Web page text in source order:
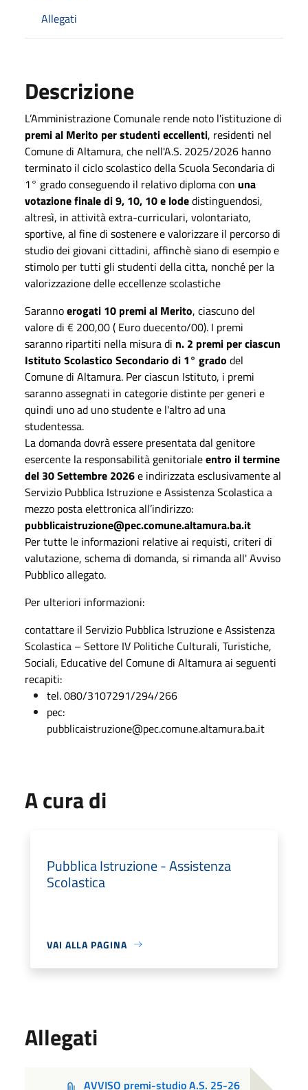
Allegati
Descrizione
L’Amministrazione Comunale rende noto l'istituzione di
premi al Merito per studenti eccellenti, residenti nel
Comune di Altamura, che nell'A.S. 2025/2026 hanno
terminato il ciclo scolastico della Scuola Secondaria di
1° grado conseguendo il relativo diploma con una
votazione finale di 9, 10, 10 e lodedistinguendosi,
altresì, in attività extra-curriculari, volontariato,
sportive, al fine di sostenere e valorizzare il percorso di
studio dei giovani cittadini, affinchè siano di esempio e
stimolo per tutti gli studenti della citta, nonché per la
valorizzazione delle eccellenze scolastiche
Sarannoerogati 10 premi al Merito, ciascuno del
valore di € 200,00 ( Euro duecento/00). I premi
saranno ripartiti nella misura di n. 2 premi per ciascun
Istituto Scolastico Secondario di 1° grado del
Comune di Altamura. Per ciascun Istituto, i premi
saranno assegnati in categorie distinte per generi e
quindi uno ad uno studente e l'altro ad una
studentessa.
La domanda dovrà essere presentata dal genitore
esercente la responsabilità genitorialeentro il termine
del 30 Settembre 2026e indirizzata esclusivamente al
Servizio Pubblica Istruzione e Assistenza Scolastica a
mezzo posta elettronica all’indirizzo:
pubblicaistruzione@pec.comune.altamura.ba.it
Per tutte le informazioni relative ai requisti, criteri di
valutazione, schema di domanda, si rimanda all' Avviso
Pubblico allegato.
Per ulteriori informazioni:
contattare il Servizio Pubblica Istruzione e Assistenza
Scolastica – Settore IV Politiche Culturali, Turistiche,
Sociali, Educative del Comune di Altamura ai seguenti
recapiti:
tel.080/3107291/294/266
pec:
pubblicaistruzione@pec.comune.altamura.ba.it
A cura di
Pubblica Istruzione - Assistenza
Scolastica
VAI ALLA PAGINA
Allegati
AVVISO premi-studio A.S. 25-26